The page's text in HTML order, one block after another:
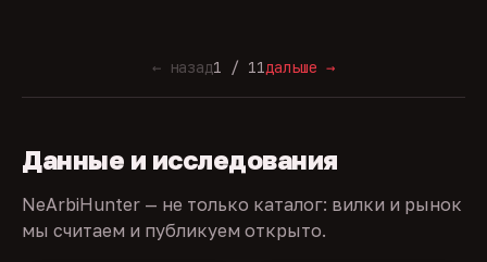
← назад1 / 11дальше →
Данные и исследования
NeArbiHunter — не только каталог: вилки и рынок
мы считаем и публикуем открыто.